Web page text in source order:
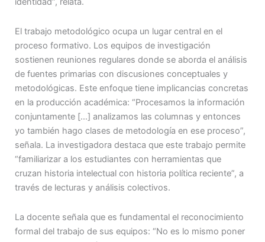
El trabajo metodológico ocupa un lugar central en el
proceso formativo. Los equipos de investigación
sostienen reuniones regulares donde se aborda el análisis
de fuentes primarias con discusiones conceptuales y
metodológicas. Este enfoque tiene implicancias concretas
en la producción académica: “Procesamos la información
conjuntamente […] analizamos las columnas y entonces
yo también hago clases de metodología en ese proceso”,
señala. La investigadora destaca que este trabajo permite
“familiarizar a los estudiantes con herramientas que
cruzan historia intelectual con historia política reciente”, a
través de lecturas y análisis colectivos.
La docente señala que es fundamental el reconocimiento
formal del trabajo de sus equipos: “No es lo mismo poner